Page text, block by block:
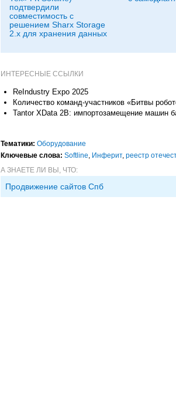
подтвердили
совместимость с
решением Sharx Storage
2.x для хранения данных
ИНТЕРЕСНЫЕ ССЫЛКИ
ReIndustry Expo 2025
Количество команд-участников «Битвы
Tantor XData 2B: импортозамещение машин
Тематики: Оборудование
Ключевые слова: Softline, Инферит, реестр
А ЗНАЕТЕ ЛИ ВЫ, ЧТО:
Продвижение сайтов Спб